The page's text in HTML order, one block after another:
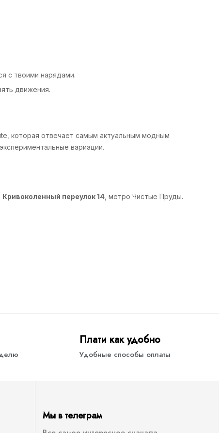
с твоими нарядами.
движения.
которая отвечает самым актуальным модным
вариации.
Кривоколенный переулок 14 , метро Чистые Пруды.
Плати как удобно
Удобные способы оплаты
Мы в телеграм